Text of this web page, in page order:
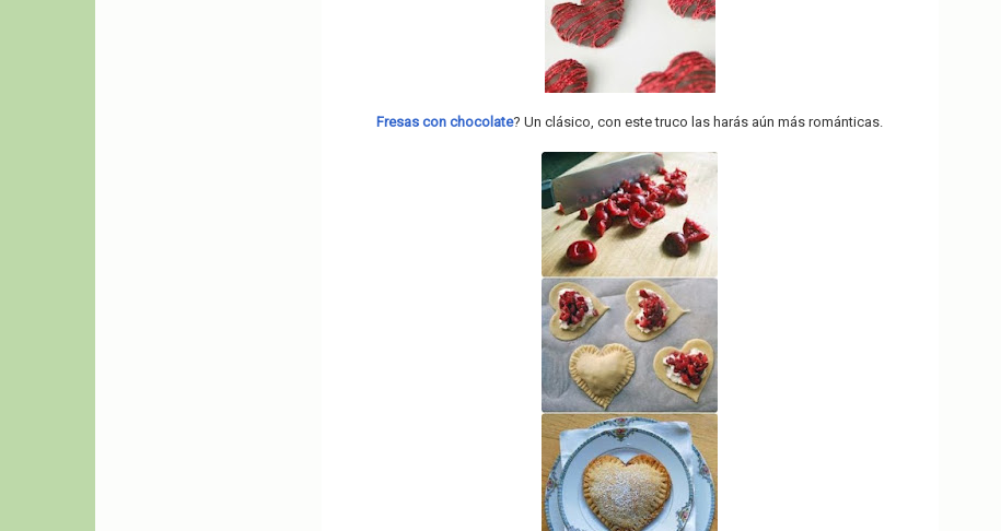
Fresas con chocolate? Un clásico, con este truco las harás aún más románticas.